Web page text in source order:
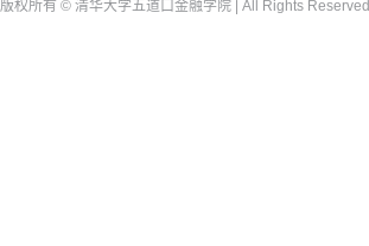
版权所有 © 清华大学五道口金融学院 | All Rights Reserved